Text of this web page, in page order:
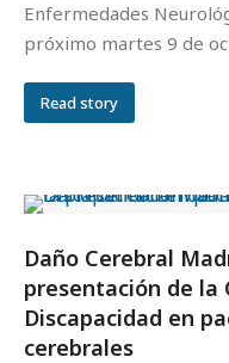
Enfermedades
próximo martes 9 de
Read story
Daño Cerebral
presentación de la
Discapacidad en
cerebrales